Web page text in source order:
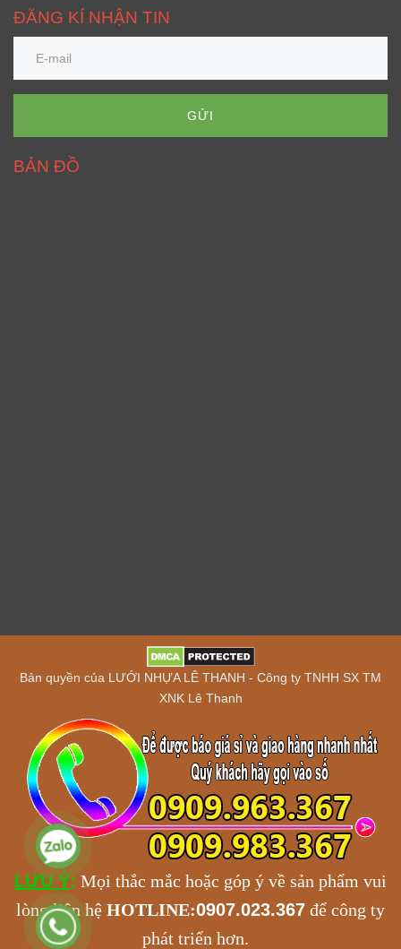
ĐĂNG KÍ NHẬN TIN
GỬI
BẢN ĐỒ
Bản quyền của LƯỚI NHỰA LÊ THANH - Công ty TNHH SX TM
XNK Lê Thanh
LƯU Ý: Mọi thắc mắc hoặc góp ý về sản phẩm vui
lòng liên hệ HOTLINE:0907.023.367 để công ty
phát triển hơn.